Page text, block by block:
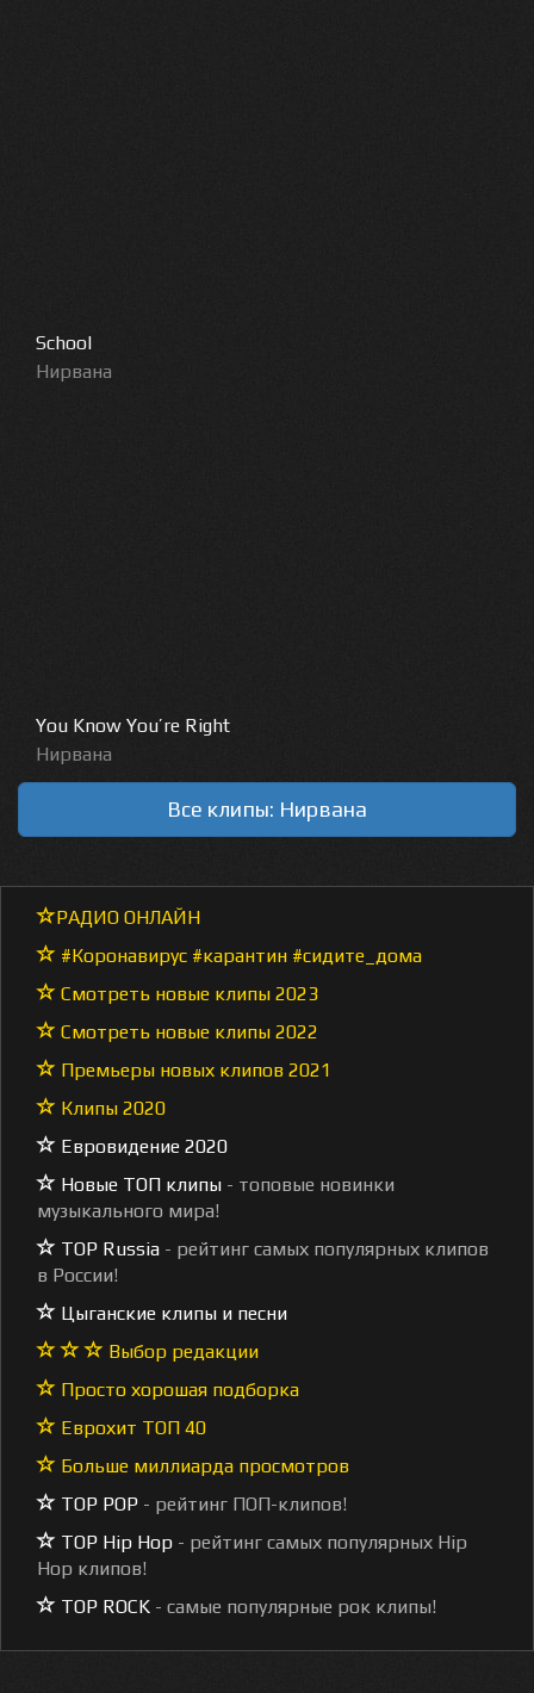
School
Нирвана
You Know You’re Right
Нирвана
Все клипы: Нирвана
РАДИО ОНЛАЙН
#Коронавирус #карантин #сидите_дома
Смотреть новые клипы 2023
Смотреть новые клипы 2022
Премьеры новых клипов 2021
Клипы 2020
Евровидение 2020
Новые ТОП клипы - топовые новинки
музыкального мира!
TOP Russia - рейтинг самых популярных клипов
в России!
Цыганские клипы и песни
Выбор редакции
Просто хорошая подборка
Еврохит ТОП 40
Больше миллиарда просмотров
TOP POP - рейтинг ПОП-клипов!
TOP Hip Hop - рейтинг самых популярных Hip
Hop клипов!
TOP ROCK - самые популярные рок клипы!